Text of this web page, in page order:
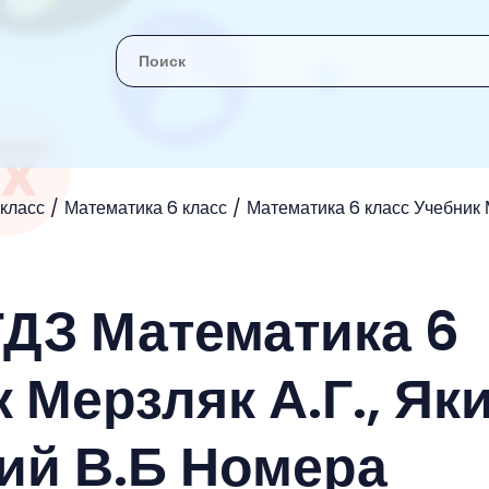
Математика 6 класс Математика 6 класс
Математика 6
Мерзляк А.Г.,
В.Б Номера